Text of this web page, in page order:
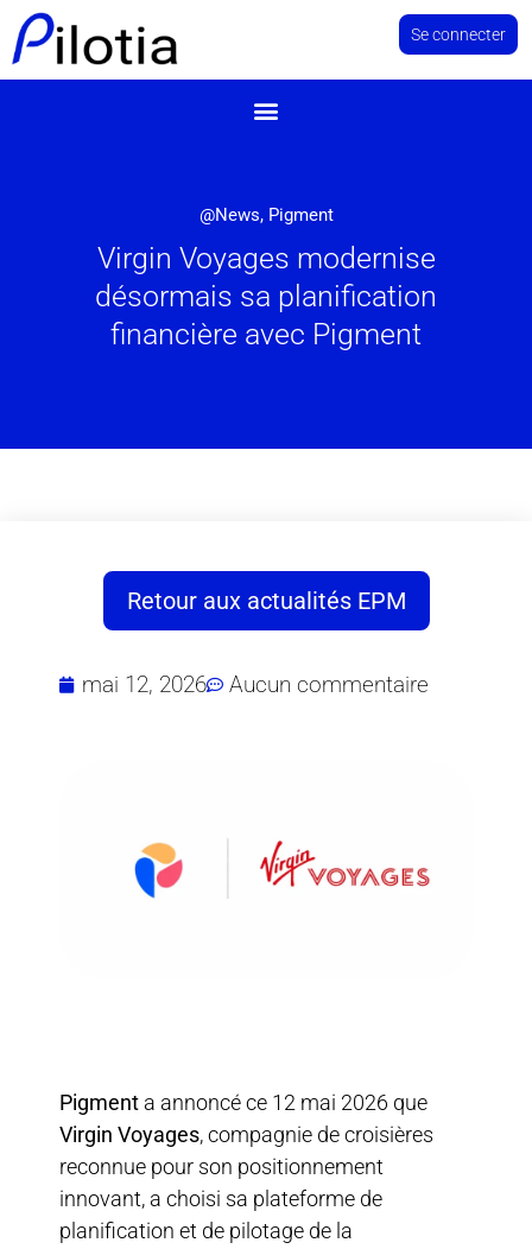
Se connecter
@News, Pigment
Virgin Voyages modernise
désormais sa planification
financière avec Pigment
Retour aux actualités EPM
mai 12, 2026 Aucun commentaire
Pigment a annoncé ce 12 mai 2026 que
Virgin Voyages, compagnie de croisières
reconnue pour son positionnement
innovant, a choisi sa plateforme de
planification et de pilotage de la